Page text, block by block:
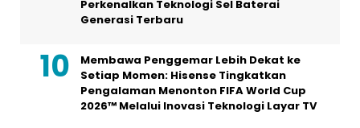
Perkenalkan Teknologi Sel Baterai
Generasi Terbaru
Membawa Penggemar Lebih Dekat ke
Setiap Momen: Hisense Tingkatkan
Pengalaman Menonton FIFA World Cup
2026™ Melalui Inovasi Teknologi Layar TV